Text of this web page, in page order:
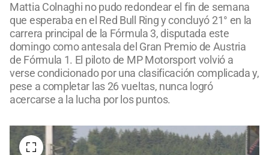
Mattia Colnaghi no pudo redondear el fin de semana
que esperaba en el Red Bull Ring y concluyó 21° en la
carrera principal de la Fórmula 3, disputada este
domingo como antesala del Gran Premio de Austria
de Fórmula 1. El piloto de MP Motorsport volvió a
verse condicionado por una clasificación complicada y,
pese a completar las 26 vueltas, nunca logró
acercarse a la lucha por los puntos.